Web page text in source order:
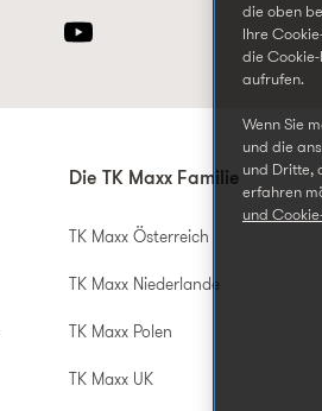
Die TK Maxx Familie
TK Maxx Österreich
TK Maxx Niederlande
TK Maxx Polen
TK Maxx UK
die oben
Ihre
die
aufrufen.
Wenn Sie
und die
und Dritte,
erfahren
und